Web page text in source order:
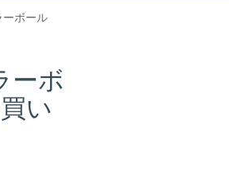
ボール
ーボ
い